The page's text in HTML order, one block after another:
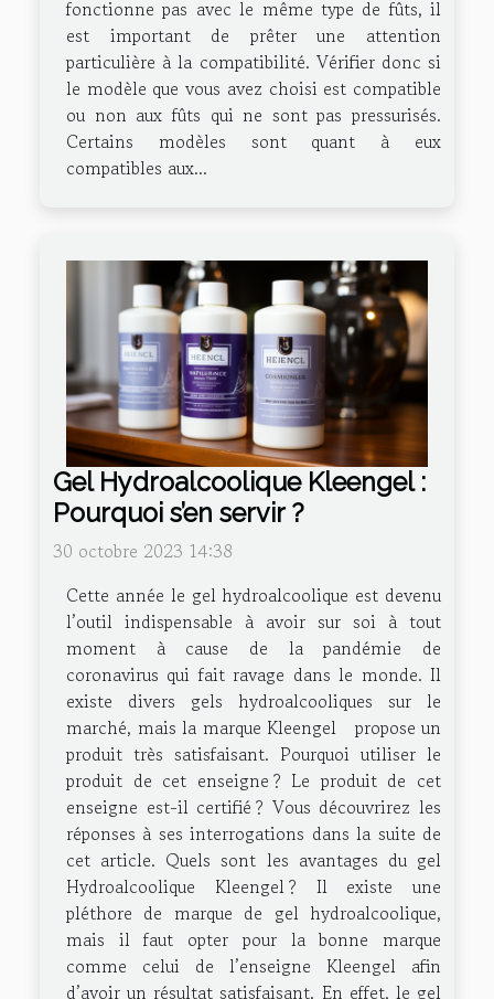
fonctionne pas avec le même type de fûts, il
est important de prêter une attention
particulière à la compatibilité. Vérifier donc si
le modèle que vous avez choisi est compatible
ou non aux fûts qui ne sont pas pressurisés.
Certains modèles sont quant à eux
compatibles aux...
Gel Hydroalcoolique Kleengel :
Pourquoi s’en servir ?
30 octobre 2023 14:38
Cette année le gel hydroalcoolique est devenu
l’outil indispensable à avoir sur soi à tout
moment à cause de la pandémie de
coronavirus qui fait ravage dans le monde. Il
existe divers gels hydroalcooliques sur le
marché, mais la marque Kleengel propose un
produit très satisfaisant. Pourquoi utiliser le
produit de cet enseigne ? Le produit de cet
enseigne est-il certifié ? Vous découvrirez les
réponses à ses interrogations dans la suite de
cet article. Quels sont les avantages du gel
Hydroalcoolique Kleengel ? Il existe une
pléthore de marque de gel hydroalcoolique,
mais il faut opter pour la bonne marque
comme celui de l’enseigne Kleengel afin
d’avoir un résultat satisfaisant. En effet, le gel